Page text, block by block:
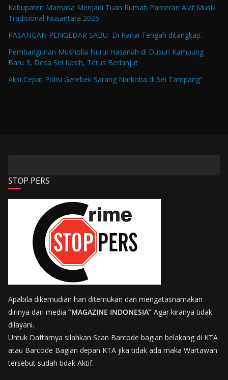
Kabupaten Mamasa Menjadi Tuan Rumah Pameran Alat Musik
Tradisional Nusantara 2025
PASANGAN PENGEDAR SABU Di Panai Tengah ditangkap.
Pembangunan Musholla Nurul Hasanah di Dusun Kampung
Baru 3, Desa Sei Kasih, Terus Berlanjut
Aksi Cepat Polisi Gerebek Sarang Narkoba di Sei Tampang”
STOP PERS
Apabila dikemudian hari ditemukan dan mengatasnamakan
dirinya dari media “MAGAZINE INDONESIA” Agar kiranya tidak
dilayani.
Untuk Daftarnya silahkan Scan Barcode bagian belakang di KTA
atau Barcode Bagian depan KTA jika tidak ada maka Wartawan
tersebut sudah tidak Aktif.